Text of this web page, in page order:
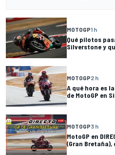
MOTOGP1 h
Qué pilotos
Silverstone y
MOTOGP2 h
A qué hora es
de MotoGP en
MOTOGP3 h
MotoGP en
(Gran